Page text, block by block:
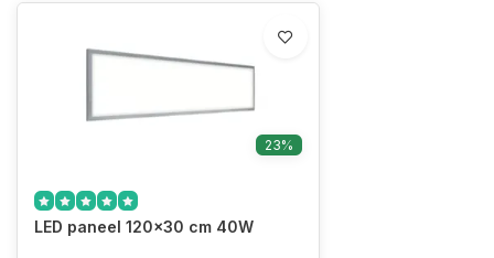
23%
LED paneel 120x30 cm 40W